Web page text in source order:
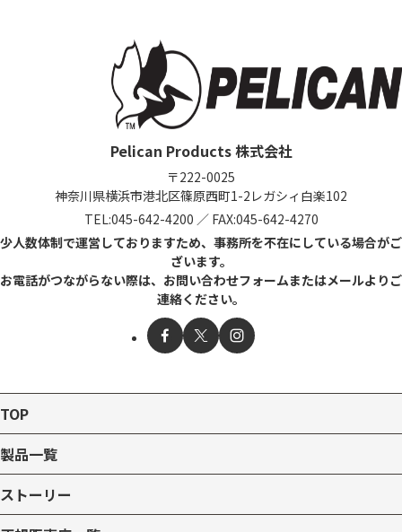
Pelican Products 株式会社
〒222-0025
神奈川県横浜市港北区篠原西町1-2 レガシィ白楽102
TEL:045-642-4200 ／ FAX:045-642-4270
少人数体制で運営しておりますため、事務所を不在にしている場合がご
ざいます。
お電話がつながらない際は、お問い合わせフォームまたはメールよりご
連絡ください。
TOP
製品一覧
ストーリー